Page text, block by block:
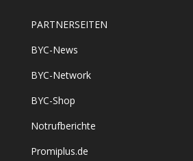
PARTNERSEITEN
BYC-News
BYC-Network
BYC-Shop
Notrufberichte
Promiplus.de